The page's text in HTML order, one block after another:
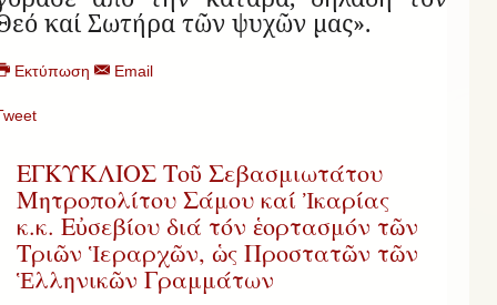
καί Σω­τήρα τῶν ψυ­χῶν μας».
Εκτύπωση Email
ΕΓΚΥΚΛΙΟΣ Τοῦ Σεβασμιωτάτου
Μητροπολίτου Σάμου καί Ἰκαρίας
κ.κ. Εὐσεβίου διά τόν ἑορτασμόν τῶν
Τριῶν Ἱεραρχῶν, ὡς Προστατῶν τῶν
Ἑλληνικῶν Γραμμάτων